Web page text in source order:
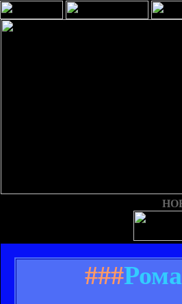
###